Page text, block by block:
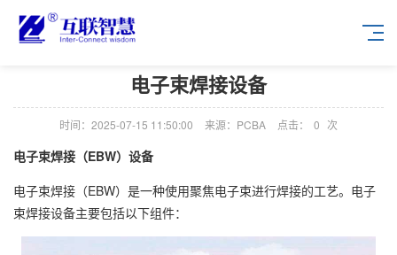
电子束焊接设备
时间：2025-07-15 11:50:00 来源：PCBA 点击： 0 次
电子束焊接（EBW）设备
电子束焊接（EBW）是一种使用聚焦电子束进行焊接的工艺。电子
束焊接设备主要包括以下组件：